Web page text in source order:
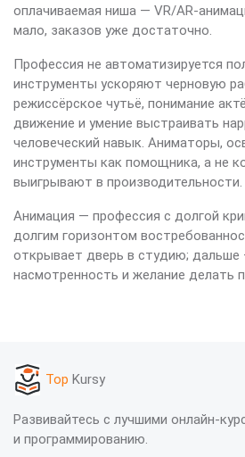
оплачиваемая ниша — VR/AR-
мало, заказов уже достаточно.
Профессия не автоматизируется
инструменты ускоряют черновую
режиссёрское чутьё, понимание
движение и умение выстраивать
человеческий навык. Аниматоры,
инструменты как помощника, а не
выигрывают в производительности.
Анимация — профессия с долгой
долгим горизонтом
открывает дверь в студию;
насмотренность и желание делать
Top Kursy
Развивайтесь с лучшими онлайн-
и программированию.